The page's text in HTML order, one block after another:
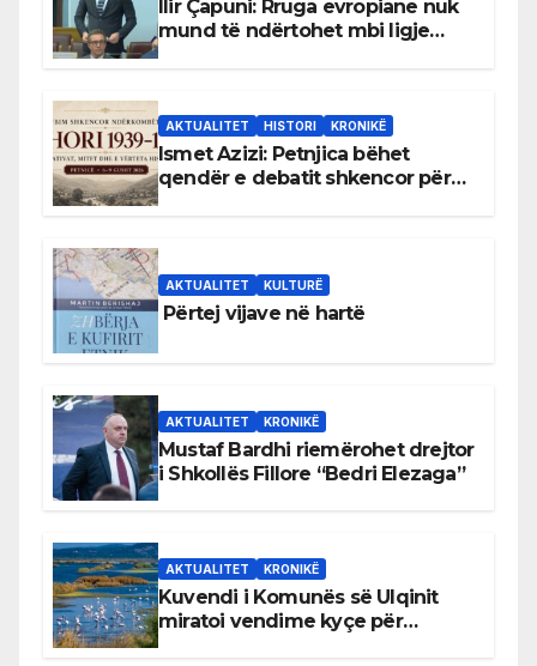
Ilir Çapuni: Rruga evropiane nuk
mund të ndërtohet mbi ligje
AKTUALITET HISTORI KRONIKË
Ismet Azizi: Petnjica bëhet
qendër e debatit shkencor për
AKTUALITET KULTURË
Përtej vijave në hartë
AKTUALITET KRONIKË
Mustaf Bardhi riemërohet drejtor
i Shkollës Fillore “Bedri Elezaga”
AKTUALITET KRONIKË
Kuvendi i Komunës së Ulqinit
miratoi vendime kyçe për